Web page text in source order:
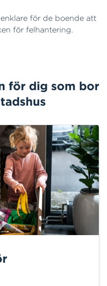
för de boende att
för felhantering.
för dig som bor